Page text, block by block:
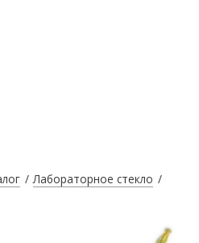
Лабораторное стекло